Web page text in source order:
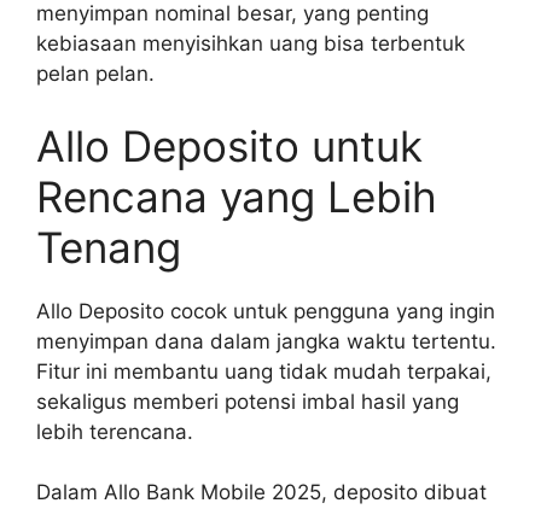
menyimpan nominal besar, yang penting
kebiasaan menyisihkan uang bisa terbentuk
pelan pelan.
Allo Deposito untuk
Rencana yang Lebih
Tenang
Allo Deposito cocok untuk pengguna yang ingin
menyimpan dana dalam jangka waktu tertentu.
Fitur ini membantu uang tidak mudah terpakai,
sekaligus memberi potensi imbal hasil yang
lebih terencana.
Dalam Allo Bank Mobile 2025, deposito dibuat